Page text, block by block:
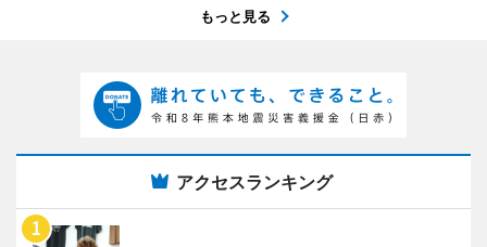
もっと見る
アクセスランキング